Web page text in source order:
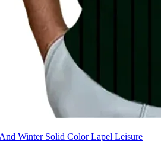
Winter Solid Color Lapel Leisure